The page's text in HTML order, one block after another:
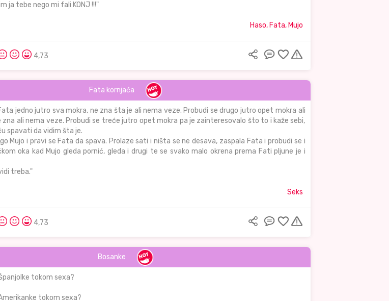
ja tebe nego mi fali KONJ !!!"
Haso, Fata, Mujo
4,73
Fata kornjaća
jedno jutro sva mokra, ne zna šta je ali nema veze. Probudi se drugo jutro opet mokra ali
zna ali nema veze. Probudi se treće jutro opet mokra pa je zainteresovalo što to i kaže sebi,
spavati da vidim šta je.
Mujo i pravi se Fata da spava. Prolaze sati i ništa se ne desava, zaspala Fata i probudi se i
oka kad Mujo gleda pornić, gleda i drugi te se svako malo okrena prema Fati pljune je i
treba."
Seks
4,73
Bosanke
tokom sexa?
tokom sexa?